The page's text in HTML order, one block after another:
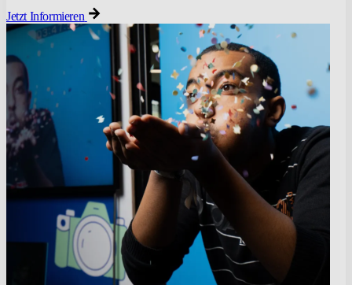
Jetzt Informieren